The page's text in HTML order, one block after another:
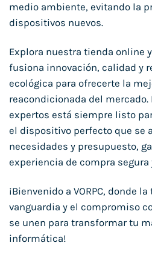
medio ambiente, evitando la
dispositivos nuevos.
Explora nuestra tienda online
fusiona innovación, calidad y
ecológica para ofrecerte la
reacondicionada del mercado.
expertos está siempre listo
el dispositivo perfecto que se
necesidades y presupuesto,
experiencia de compra
¡Bienvenido a VORPC, donde
vanguardia y el compromiso
se unen para transformar tu
informática!